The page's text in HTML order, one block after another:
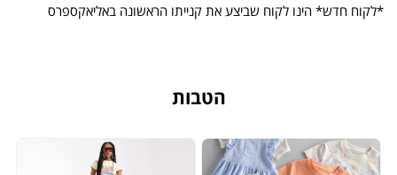
*לקוח חדש* הינו לקוח שביצע את קנייתו הראשונה באליאקספרס
הטבות